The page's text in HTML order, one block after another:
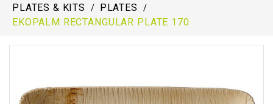
PLATES & KITS
PLATES
EKOPALM RECTANGULAR PLATE 170